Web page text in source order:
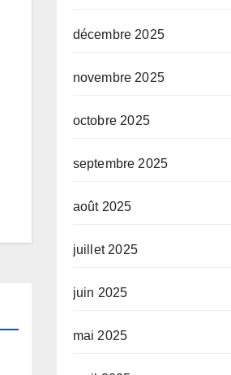
décembre 2025
novembre 2025
octobre 2025
septembre 2025
août 2025
juillet 2025
juin 2025
mai 2025